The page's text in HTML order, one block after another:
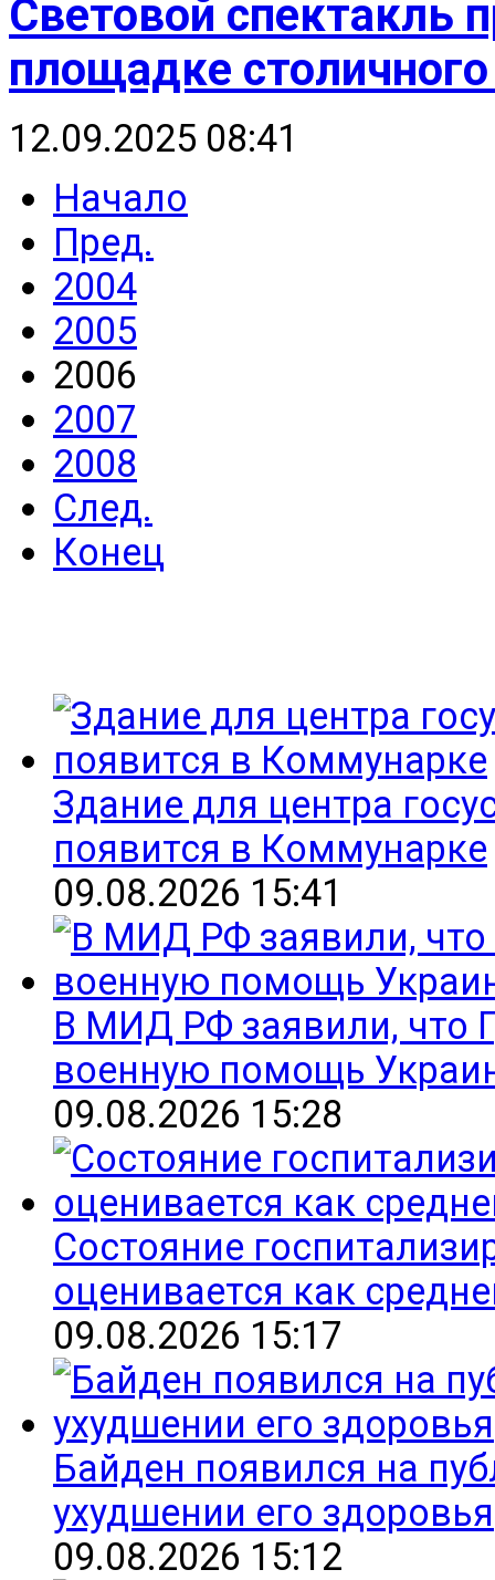
Световой спектакль
площадке
12.09.2025 08:41
Начало
Пред.
2004
2005
2006
2007
2008
След.
Конец
Здание для центра
появится в Коммунарке
09.08.2026 15:41
В МИД РФ заявили, что
военную помощь
09.08.2026 15:28
Состояние
оценивается как
09.08.2026 15:17
Байден появился на
ухудшении его здоровья
09.08.2026 15:12